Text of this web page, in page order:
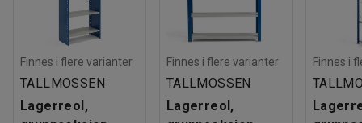
Finnes i flere varianter
TALLMOSSEN
Lagerreol,
Finnes i flere varianter
TALLMOSSEN
Lagerreol,
Finnes i